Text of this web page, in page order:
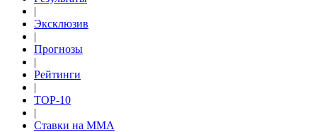
|
Эксклюзив
|
Прогнозы
|
Рейтинги
|
TOP-10
|
Ставки на ММА